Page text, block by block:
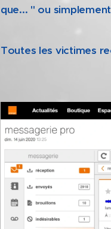
que... " ou
Toutes les victimes